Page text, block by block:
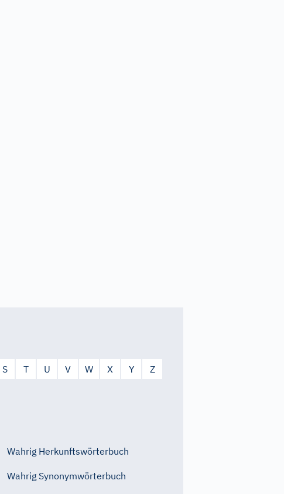
S T U V W X Y Z
Wahrig Herkunftswörterbuch
Wahrig Synonymwörterbuch